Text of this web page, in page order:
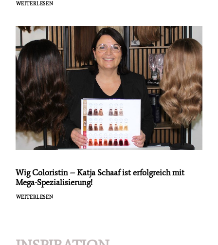
WEITERLESEN
Wig Coloristin – Katja Schaaf ist erfolgreich mit
Mega-Spezialisierung!
WEITERLESEN